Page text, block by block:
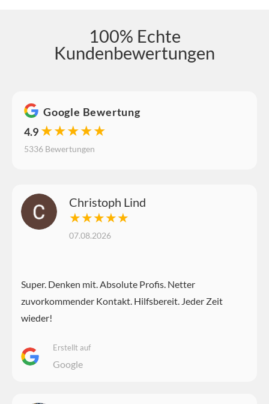
100% Echte
Kundenbewertungen
Google Bewertung
4.9 ★★★★★
5336 Bewertungen
Christoph Lind
★★★★★
07.08.2026
Super. Denken mit. Absolute Profis. Netter
zuvorkommender Kontakt. Hilfsbereit. Jeder Zeit
wieder!
Erstellt auf
Google